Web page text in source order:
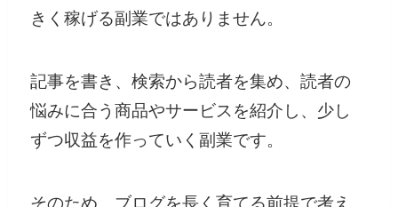
きく稼げる副業ではありません。
記事を書き、検索から読者を集め、読者の
悩みに合う商品やサービスを紹介し、少し
ずつ収益を作っていく副業です。
そのため、ブログを長く育てる前提で考え